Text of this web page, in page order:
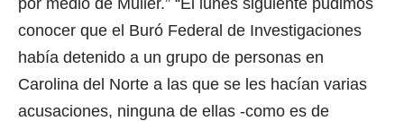
conocer que el Buró Federal de Investigaciones
había detenido a un grupo de personas en
Carolina del Norte a las que se les hacían varias
acusaciones, ninguna de ellas -como es de